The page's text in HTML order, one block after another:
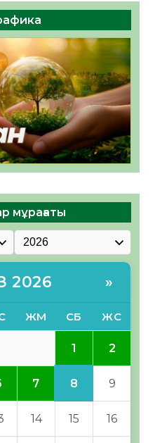
мұрағаты
2026 »
ЖМ СБ ЖС
1 2
7 8 9
14 15 16